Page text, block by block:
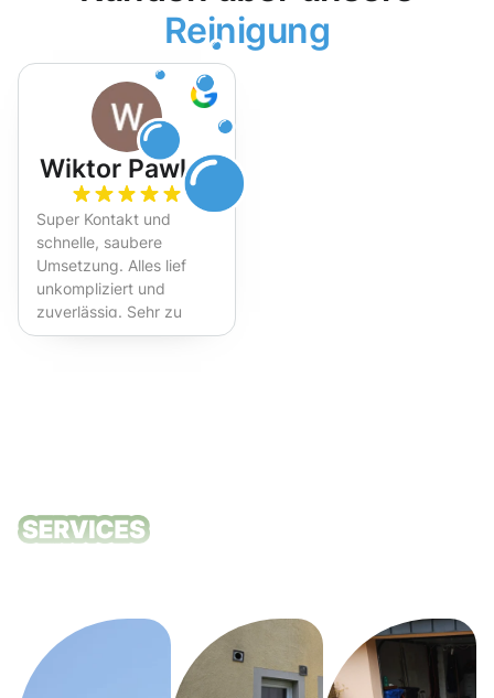
Reinigung
Wiktor Pawlak
Super Kontakt und
schnelle, saubere
Umsetzung. Alles lief
unkompliziert und
zuverlässig. Sehr zu
empfehlen!